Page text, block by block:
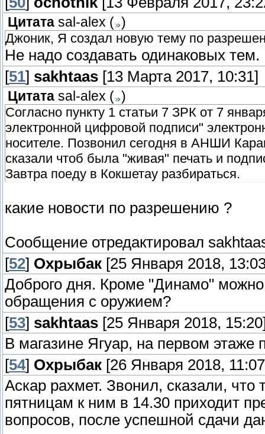
Цитата sal-alex ( )
Джоник, Я создал новую тему по
Не надо создавать одинаковых тем.
[51] sakhtaas [13 Марта 2017, 10:31]
Цитата sal-alex ( )
Согласно пункту 1 статьи 7 ЗРК от 7
электронной цифровой подписи"
носителе. Позвонил сегодня в АНШИ
сказали чтоб была "живая" печать и
Завтра поеду в Кокшетау разбираться.
какие новости по разрешению ?
Сообщение отредактировал
[52] Охрыбак [25 Января 2018,
Доброго дня. Кроме "Динамо" можно
обращения с оружием?
[53] sakhtaas [25 Января 2018,
В магазине Ягуар, на первом этаже
[54] Охрыбак [26 Января 2018,
Аскар рахмет. Звонил, сказали,
пятницам к ним в 14.30 приходит
вопросов, после успешной сдачи